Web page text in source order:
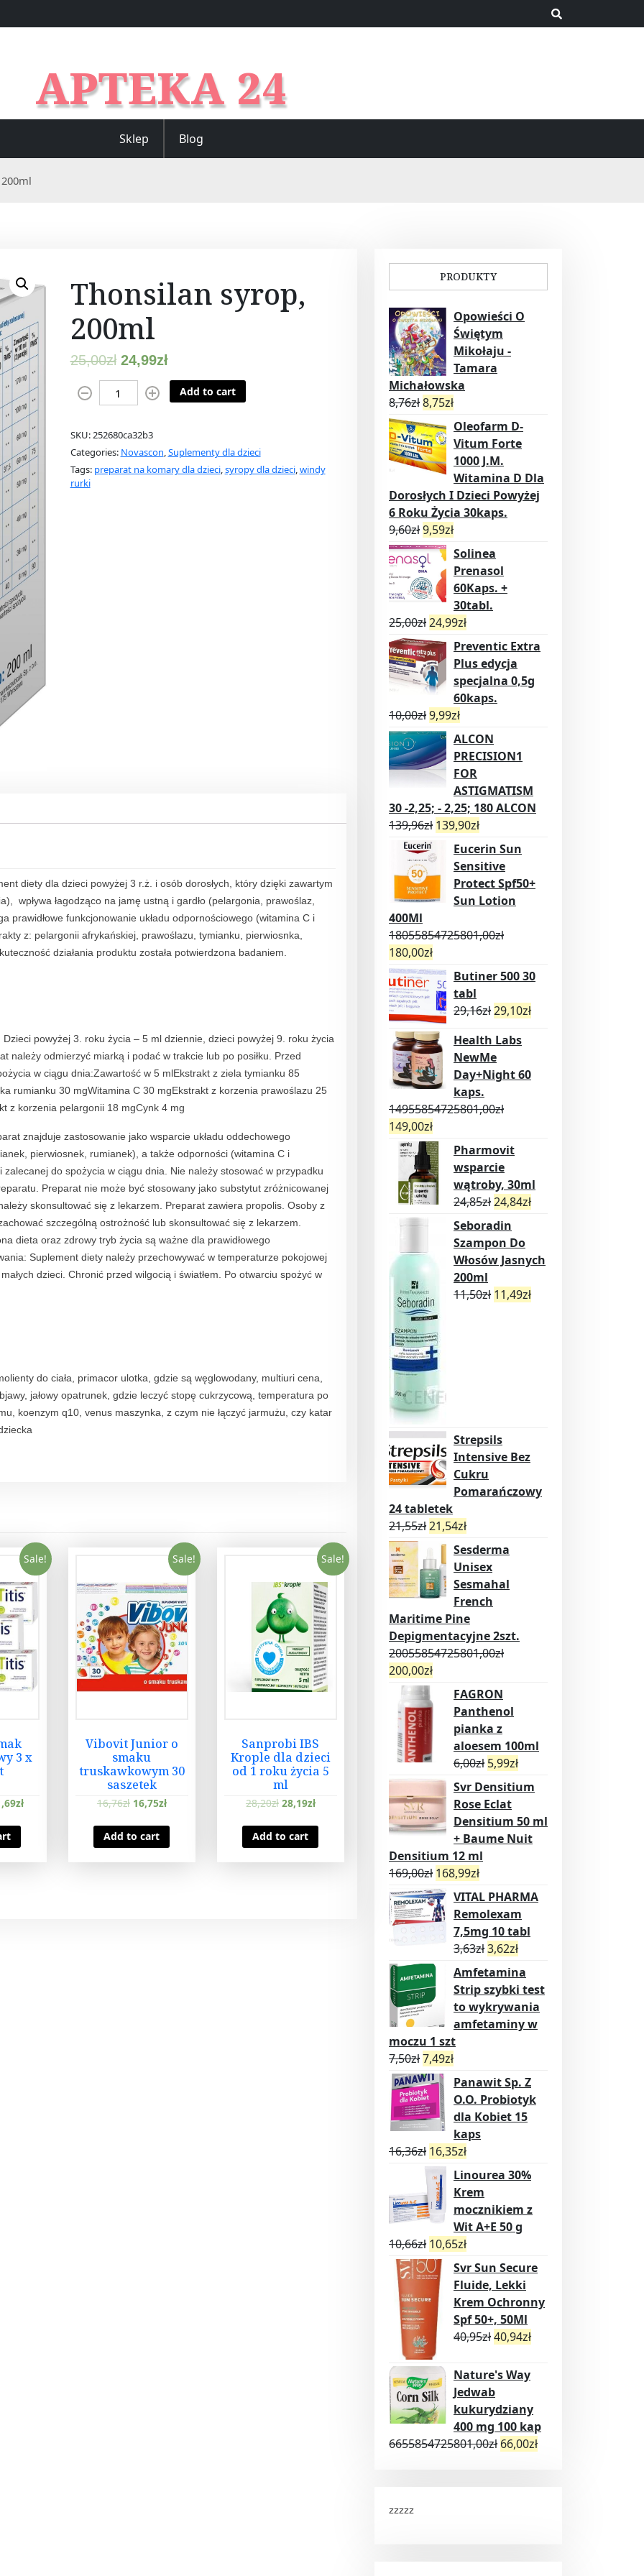
APTEKA 24
Sklep Blog
Thonsilan syrop,
200ml
25,00zł 24,99zł
n
s
l
i
Add to cart
SKU:252680ca32b3
Categories: Novascon,Suplementy dla dzieci
Tags: preparat na komary dla dzieci,syropy dla dzieci,windy
rurki
diety dla dzieci powyżej 3 r.ż. i osób dorosłych, który dzięki zawartym
wpływa łagodząco na jamę ustną i gardło (pelargonia, prawoślaz,
prawidłowe funkcjonowanie układu odpornościowego (witamina C i
z: pelargonii afrykańskiej, prawoślazu, tymianku, pierwiosnka,
działania produktu została potwierdzona badaniem.
powyżej 3. roku życia – 5 ml dziennie, dzieci powyżej 9. roku życia
należy odmierzyć miarką i podać w trakcie lub po posiłku. Przed
w ciągu dnia:Zawartość w 5 mlEkstrakt z ziela tymianku 85
rumianku 30 mgWitamina C 30 mgEkstrakt z korzenia prawoślazu 25
z korzenia pelargonii 18 mgCynk 4 mg
znajduje zastosowanie jako wsparcie układu oddechowego
pierwiosnek, rumianek), a także odporności (witamina C i
do spożycia w ciągu dnia. Nie należy stosować w przypadku
Preparat nie może być stosowany jako substytut zróżnicowanej
skonsultować się z lekarzem. Preparat zawiera propolis. Osoby z
szczególną ostrożność lub skonsultować się z lekarzem.
dieta oraz zdrowy tryb życia są ważne dla prawidłowego
Suplement diety należy przechowywać w temperaturze pokojowej
dzieci. Chronić przed wilgocią i światłem. Po otwarciu spożyć w
do ciała, primacor ulotka, gdzie są węglowodany, multiuri cena,
jałowy opatrunek, gdzie leczyć stopę cukrzycową, temperatura po
koenzym q10, venus maszynka, z czym nie łączyć jarmużu, czy katar
Sale!
3 x
zł
Sale!
Vibovit Junior o
smaku
truskawkowym 30
saszetek
16,76zł 16,75zł
Add to cart
Sale!
Sanprobi IBS
Krople dla dzieci
od 1 roku życia 5
ml
28,20zł 28,19zł
Add to cart
PRODUKTY
Opowieści O
Świętym
Mikołaju -
Tamara
Michałowska
8,76zł8,75zł
Oleofarm D-
Vitum Forte
1000 J.M.
Witamina D Dla
Dorosłych I Dzieci Powyżej
6 Roku Życia 30kaps.
9,60zł9,59zł
Solinea
Prenasol
60Kaps. +
30tabl.
25,00zł24,99zł
Preventic Extra
Plus edycja
specjalna 0,5g
60kaps.
10,00zł9,99zł
ALCON
PRECISION1
FOR
ASTIGMATISM
30 -2,25; - 2,25; 180 ALCON
139,96zł 139,90zł
Eucerin Sun
Sensitive
Protect Spf50+
Sun Lotion
400Ml
18055854725801,00zł
180,00zł
Butiner 500 30
tabl
29,16zł29,10zł
Health Labs
NewMe
Day+Night 60
kaps.
14955854725801,00zł
149,00zł
Pharmovit
wsparcie
wątroby, 30ml
24,85zł24,84zł
Seboradin
Szampon Do
Włosów Jasnych
200ml
11,50zł 11,49zł
Strepsils
Intensive Bez
Cukru
Pomarańczowy
24 tabletek
21,55zł21,54zł
Sesderma
Unisex
Sesmahal
French
Maritime Pine
Depigmentacyjne 2szt.
20055854725801,00zł
200,00zł
FAGRON
Panthenol
pianka z
aloesem 100ml
6,00zł 5,99zł
Svr Densitium
Rose Eclat
Densitium 50 ml
+ Baume Nuit
Densitium 12 ml
169,00zł 168,99zł
VITAL PHARMA
Remolexam
7,5mg 10 tabl
3,63zł3,62zł
Amfetamina
Strip szybki test
to wykrywania
amfetaminy w
moczu 1 szt
7,50zł7,49zł
Panawit Sp. Z
O.O. Probiotyk
dla Kobiet 15
kaps
16,36zł 16,35zł
Linourea 30%
Krem
mocznikiem z
Wit A+E 50 g
10,66zł 10,65zł
Svr Sun Secure
Fluide, Lekki
Krem Ochronny
Spf 50+, 50Ml
40,95zł40,94zł
Nature's Way
Jedwab
kukurydziany
400 mg 100 kap
6655854725801,00zł 66,00zł
zzzzz